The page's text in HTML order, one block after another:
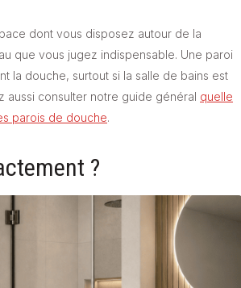
dont vous disposez autour de la
que vous jugez indispensable. Une paroi
la douche, surtout si la salle de bains est
aussi consulter notre guide général quelle
parois de douche.
?